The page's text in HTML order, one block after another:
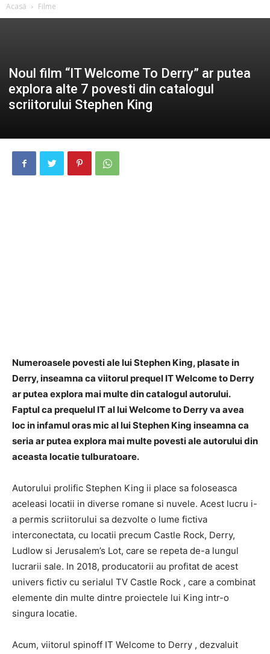
Acasă Filme
Noul film “IT Welcome To Derry” ar putea
explora alte 7 povesti din catalogul
scriitorului Stephen King
Numeroasele povesti ale lui Stephen King, plasate in
Derry, inseamna ca viitorul prequel IT Welcome to Derry
ar putea explora mai multe din catalogul autorului.
Faptul ca prequelul IT al lui Welcome to Derry va avea
loc in infamul oras mic al lui Stephen King inseamna ca
seria ar putea explora mai multe povesti ale autorului din
aceasta locatie tulburatoare.
Autorului prolific Stephen King ii place sa foloseasca
aceleasi locatii in diverse romane si nuvele. Acest lucru i-
a permis scriitorului sa dezvolte o lume fictiva
interconectata, cu locatii precum Castle Rock, Derry,
Ludlow si Jerusalem’s Lot, care se repeta de-a lungul
lucrarii sale. In 2018, producatorii au profitat de acest
univers fictiv cu serialul TV Castle Rock , care a combinat
elemente din multe dintre proiectele lui King intr-o
singura locatie.
Acum, viitorul spinoff IT Welcome to Derry , dezvaluit